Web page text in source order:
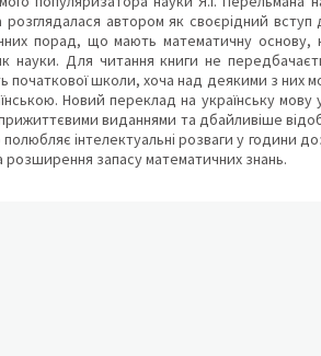
автором як своєрідний
порад, що мають математичну основу,
науки. Для читання книги не
початкової школи, хоча над деякими з
Новий переклад на українську
виданнями та дбайливіше
полюбляє інтелектуальні розваги у години
розширення запасу математичних знань.